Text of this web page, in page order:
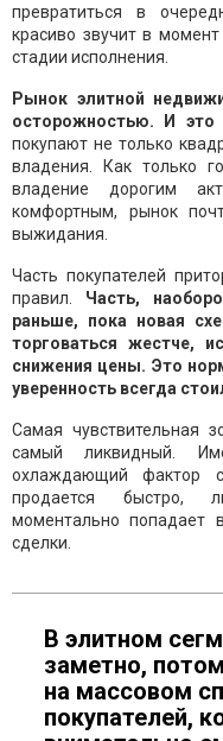
превратиться в
красиво звучит в
стадии исполнения.
Рынок элитной
осторожностью. И это
покупают не только
владения. Как только
владение дорогим
комфортным, рынок
выжидания.
Часть покупателей
правил. Часть,
раньше, пока новая
торговаться жестче,
снижения цены. Это
уверенность всегда
Самая чувствительная
самый ликвидный.
охлаждающий фактор
продается быстро,
моментально попадает
сделки.
В элитном
заметно,
на массовом
покупателей,